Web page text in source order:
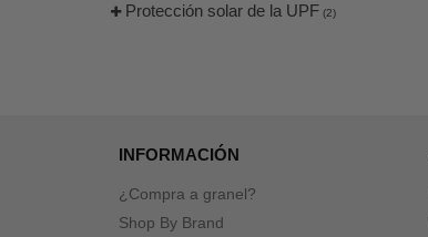
Protección solar de la UPF (2)
INFORMACIÓN
¿Compra a granel?
Shop By Brand